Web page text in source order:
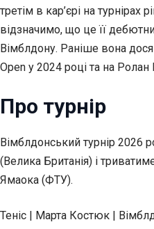
третім в кар’єрі на турнірах
відзначимо, що це її
Вімблдону. Раніше вона
Open у 2024 році та на Ролан
Про турнір
Вімблдонський турнір 2026
(Велика Британія) і
Ямаока (ФТУ).
Теніс | Марта Костюк |